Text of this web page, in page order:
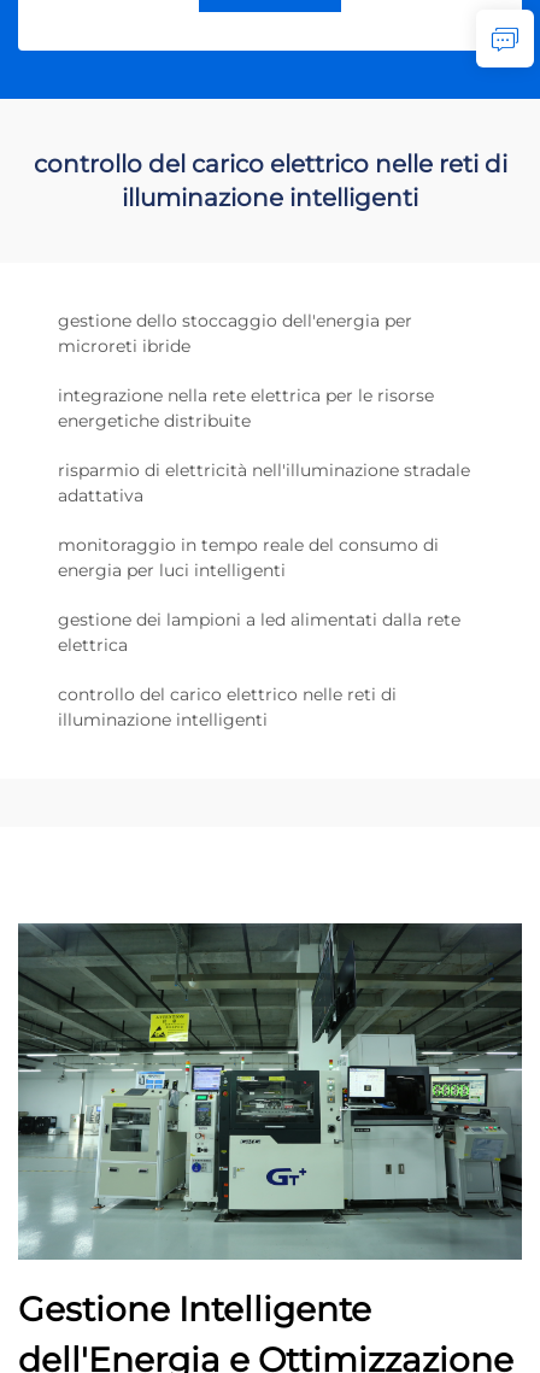
controllo del carico elettrico nelle reti di
illuminazione intelligenti
gestione dello stoccaggio dell'energia per
microreti ibride
integrazione nella rete elettrica per le risorse
energetiche distribuite
risparmio di elettricità nell'illuminazione stradale
adattativa
monitoraggio in tempo reale del consumo di
energia per luci intelligenti
gestione dei lampioni a led alimentati dalla rete
elettrica
controllo del carico elettrico nelle reti di
illuminazione intelligenti
Gestione Intelligente
dell'Energia e Ottimizzazione